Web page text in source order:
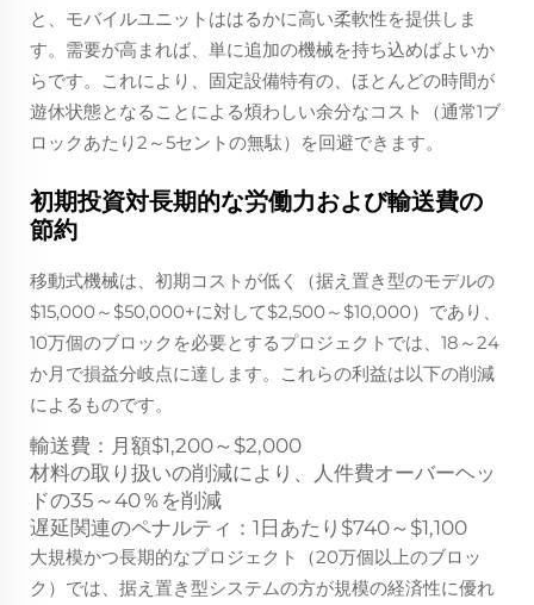
と、モバイルユニットははるかに高い柔軟性を提供しま
す。需要が高まれば、単に追加の機械を持ち込めばよいか
らです。これにより、固定設備特有の、ほとんどの時間が
遊休状態となることによる煩わしい余分なコスト（通常1ブ
ロックあたり2～5セントの無駄）を回避できます。
初期投資対長期的な労働力および輸送費の
節約
移動式機械は、初期コストが低く（据え置き型のモデルの
$15,000～$50,000+に対して$2,500～$10,000）であり、
10万個のブロックを必要とするプロジェクトでは、18～24
か月で損益分岐点に達します。これらの利益は以下の削減
によるものです。
輸送費：月額$1,200～$2,000
材料の取り扱いの削減により、人件費オーバーヘッ
ドの35～40％を削減
遅延関連のペナルティ：1日あたり$740～$1,100
大規模かつ長期的なプロジェクト（20万個以上のブロッ
ク）では、据え置き型システムの方が規模の経済性に優れ